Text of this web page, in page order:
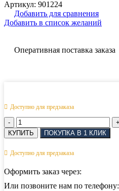
Артикул: 901224
Добавить для сравнения
Добавить в список желаний
Оперативная поставка заказа
Доступно для предзаказа
Количество
товара
Скоба
образная
АРТ
8258
КУПИТЬ ПОКУПКА В 1 КЛИК
Доступно для предзаказа
Оформить заказ через:
Или позвоните нам по телефону: